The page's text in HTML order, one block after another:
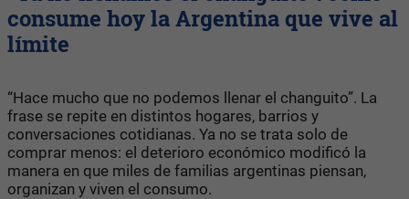
consume hoy la Argentina que vive al
límite
“Hace mucho que no podemos llenar el changuito”. La
frase se repite en distintos hogares, barrios y
conversaciones cotidianas. Ya no se trata solo de
comprar menos: el deterioro económico modificó la
manera en que miles de familias argentinas piensan,
organizan y viven el consumo.